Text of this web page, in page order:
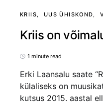
KRIIS UUS ÜHISKOND
Kriis on
1 minute read
Erki Laansalu saate
külaliseks on
kutsus 2015. aastal